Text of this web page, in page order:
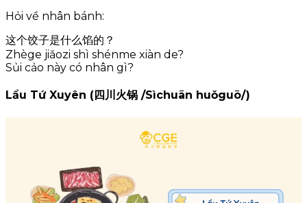
Hỏi về nhân bánh:
这个饺子是什么馅的？
Zhège jiǎozi shì shénme xiàn de?
Sủi cảo này có nhân gì?
Lẩu Tứ Xuyên (四川火锅 /Sìchuān huǒguō/)